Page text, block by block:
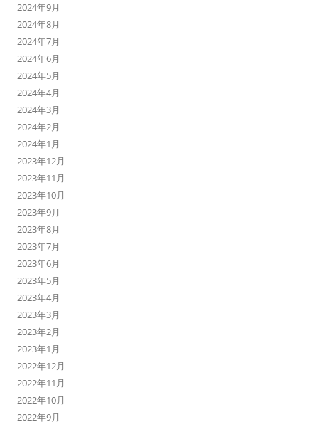
2024年9月
2024年8月
2024年7月
2024年6月
2024年5月
2024年4月
2024年3月
2024年2月
2024年1月
2023年12月
2023年11月
2023年10月
2023年9月
2023年8月
2023年7月
2023年6月
2023年5月
2023年4月
2023年3月
2023年2月
2023年1月
2022年12月
2022年11月
2022年10月
2022年9月